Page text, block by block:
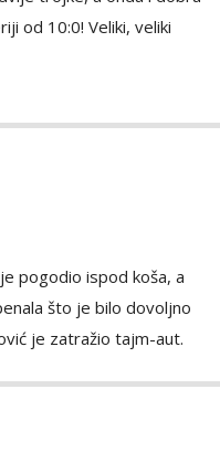
od 10:0! Veliki, veliki
pogodio ispod koša, a
što je bilo dovoljno
je zatražio tajm-aut.